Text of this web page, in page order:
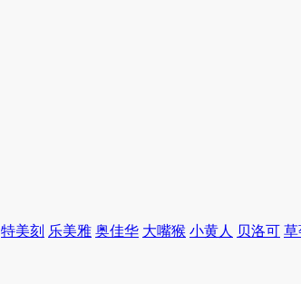
特美刻 乐美雅 奥佳华 大嘴猴 小黄人 贝洛可 草